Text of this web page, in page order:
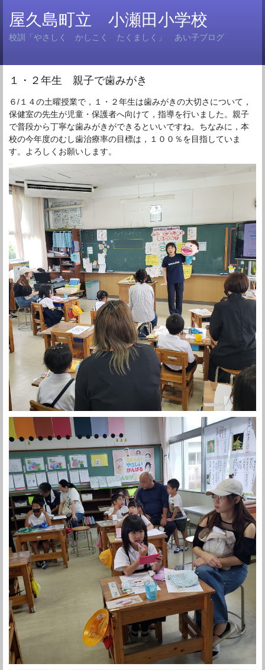
屋久島町立 小瀬田小学校
校訓「やさしく かしこく たくましく」 あい子ブログ
１・２年生 親子で歯みがき
６/１４の土曜授業で，１・２年生は歯みがきの大切さについて，
保健室の先生が児童・保護者へ向けて，指導を行いました。親子
で普段から丁寧な歯みがきができるといいですね。ちなみに，本
校の今年度のむし歯治療率の目標は，１００％を目指していま
す。よろしくお願いします。